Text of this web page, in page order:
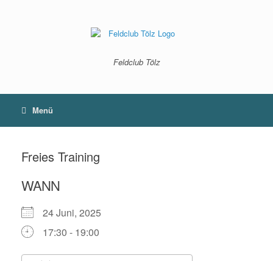
Feldclub Tölz
Menü
Freies Training
WANN
24 Juni, 2025
17:30 - 19:00